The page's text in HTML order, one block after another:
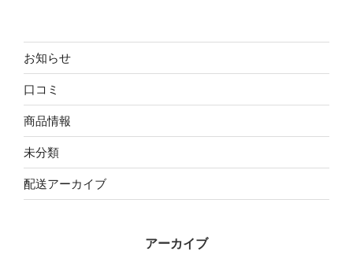
お知らせ
口コミ
商品情報
未分類
配送アーカイブ
アーカイブ